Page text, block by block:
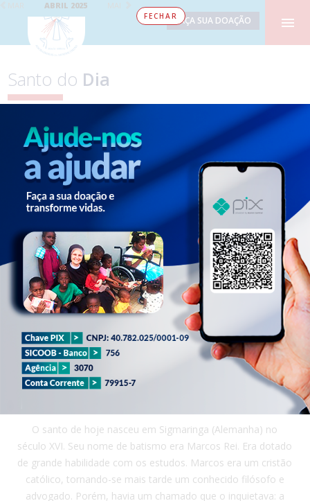
FECHARFAÇA SUA DOAÇÃO
Santo do Dia
24.Abr - São Fidélis
ABRIL 2025
DOM SEG
SEX
SAB
02
05
06 07 08
11
12
13 14 15
18
19
20 21 22
25
26
27 28 29 30
HOJE, 06/08/2026
AUMENTAR FONTE + DIMINUIR FONTE -
O santo de hoje nasceu em Sigmaringa (Alemanha) no
século XVI. Seu nome de batismo era Marcos Rei. Era dotado
de grande habilidade com os estudos. Marcos era um cristão
católico, tornando-se mais tarde um conhecido filósofo e
advogado. Porém, havia um chamado que o inquietava: a